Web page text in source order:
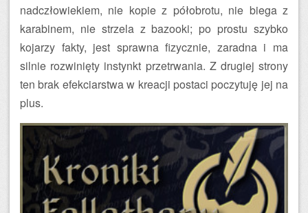
nadczłowiekiem, nie kopie z półobrotu, nie biega z
karabinem, nie strzela z bazooki; po prostu szybko
kojarzy fakty, jest sprawna fizycznie, zaradna i ma
silnie rozwinięty instynkt przetrwania. Z drugiej strony
ten brak efekciarstwa w kreacji postaci poczytuję jej na
plus.